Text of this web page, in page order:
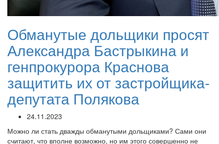
Обманутые дольщики просят
Александра Бастрыкина и
генпрокурора Краснова
защитить их от застройщика-
депутата Полякова
24.11.2023
Можно ли стать дважды обманутыми дольщиками? Сами они
считают, что вполне возможно, но им этого совершенно не